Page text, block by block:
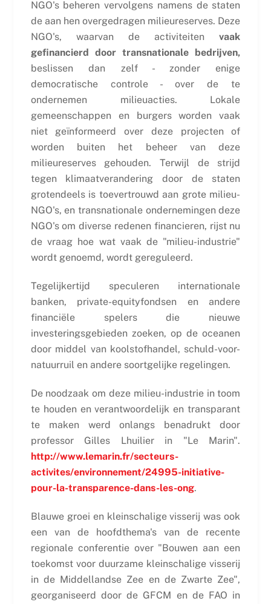
NGO's beheren vervolgens namens de staten
de aan hen overgedragen milieureserves. Deze
NGO's, waarvan de activiteitenvaak
gefinancierd door transnationale bedrijven,
beslissen dan zelf - zonder enige
democratische controle - over de te
ondernemen milieuacties. Lokale
gemeenschappen en burgers worden vaak
niet geïnformeerd over deze projecten of
worden buiten het beheer van deze
milieureserves gehouden. Terwijl de strijd
tegen klimaatverandering door de staten
grotendeels is toevertrouwd aan grote milieu-
NGO's, en transnationale ondernemingen deze
NGO's om diverse redenen financieren, rijst nu
de vraag hoe wat vaak de "milieu-industrie"
wordt genoemd, wordt gereguleerd.
Tegelijkertijd speculeren internationale
banken, private-equityfondsen en andere
financiële spelers die nieuwe
investeringsgebieden zoeken, op de oceanen
door middel van koolstofhandel, schuld-voor-
natuurruil en andere soortgelijke regelingen.
De noodzaak om deze milieu-industrie in toom
te houden en verantwoordelijk en transparant
te maken werd onlangs benadrukt door
professor Gilles Lhuilier in "Le Marin".
http://www.lemarin.fr/secteurs-
activites/environnement/24995-initiative-
pour-la-transparence-dans-les-ong.
Blauwe groei en kleinschalige visserij was ook
een van de hoofdthema's van de recente
regionale conferentie over "Bouwen aan een
toekomst voor duurzame kleinschalige visserij
in de Middellandse Zee en de Zwarte Zee",
georganiseerd door de GFCM en de FAO in